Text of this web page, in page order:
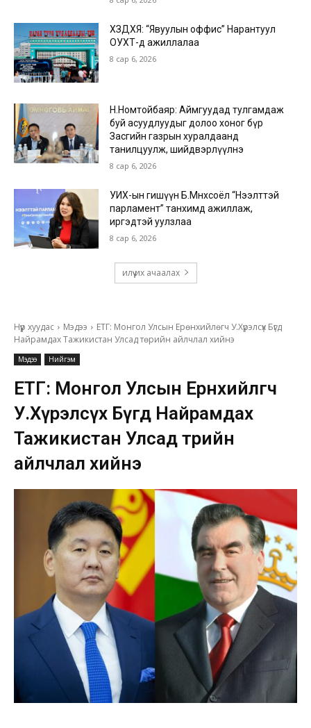
ХЗДХЯ: “Явуулын оффис” Нарантуул
ОУХТ-д ажиллалаа
8 сар 6, 2026
Н.Номтойбаяр: Аймгуудад тулгамдаж
буй асуудлуудыг долоо хоног бүр
Засгийн газрын хуралдаанд
танилцуулж, шийдвэрлүүлнэ
8 сар 6, 2026
УИХ-ын гишүүн Б.Мөнхсоёл “Нээлттэй
парламент” танхимд ажиллаж,
иргэдтэй уулзлаа
8 сар 6, 2026
илүү их ачаалах